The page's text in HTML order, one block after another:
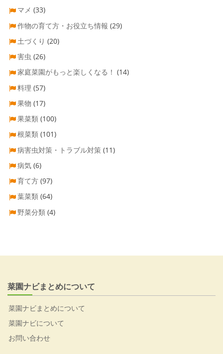
マメ (33)
作物の育て方・お役立ち情報 (29)
土づくり (20)
害虫 (26)
家庭菜園がもっと楽しくなる！ (14)
料理 (57)
果物 (17)
果菜類 (100)
根菜類 (101)
病害虫対策・トラブル対策 (11)
病気 (6)
育て方 (97)
葉菜類 (64)
野菜分類 (4)
菜園ナビまとめについて
菜園ナビまとめについて
菜園ナビについて
お問い合わせ